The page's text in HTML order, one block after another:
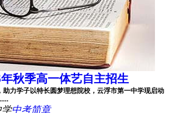
秋季高一体艺自主招生
力学子以特长圆梦理想院校，云浮市第一中学现启动
学中考简章